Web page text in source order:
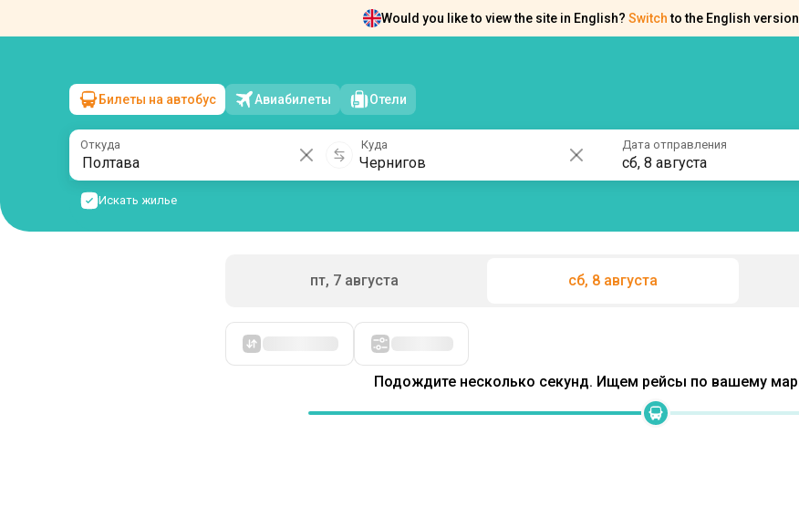
Would you like to view the site in English? Switch to the English
Полтава→Чернигов
сб, 8 августа/1 пассажир
Билеты на автобус Авиабилеты Отели
Откуда Куда Дата отправления
сб, 8 августа
Искать жилье
пт, 7 августа сб, 8 августа
Сначала дешевые